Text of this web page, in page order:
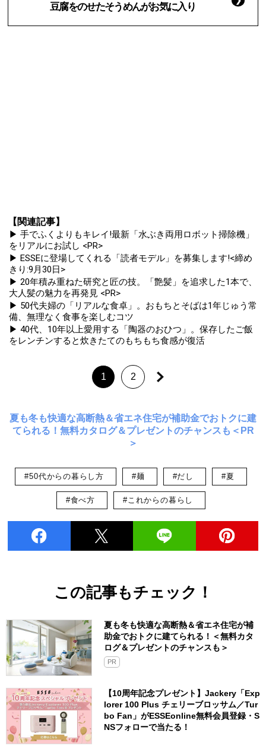
豆腐をのせたそうめんがお気に入り
【関連記事】
▶ 手でふくよりもキレイ!最新「水ぶき両用ロボット掃除機」
をリアルにお試し <PR>
▶ ESSEに登場してくれる「読者モデル」を募集します!<締め
きり:9月30日>
▶ 20年積み重ねた研究と匠の技。「艶髪」を追求した1本で、
大人髪の魅力を再発見 <PR>
▶ 50代夫婦の「リアルな食卓」。おもちとそばは1年じゅう常
備、無理なく食事を楽しむコツ
▶ 40代、10年以上愛用する「陶器のおひつ」。保存したご飯
をレンチンすると炊きたてのもちもち食感が復活
1 2
夏も冬も快適な高断熱＆省エネ住宅が補助金でおトクに建
てられる！無料カタログ＆プレゼントのチャンスも＜PR
＞
#50代からの暮らし方 #麺 #だし #夏
#食べ方 #これからの暮らし
この記事もチェック！
夏も冬も快適な高断熱＆省エネ住宅が補
助金でおトクに建てられる！＜無料カタ
ログ＆プレゼントのチャンスも＞
PR
【10周年記念プレゼント】Jackery「Exp
lorer 100 Plus チェリーブロッサム／Tur
bo Fan」がESSEonline無料会員登録・S
NSフォローで当たる！